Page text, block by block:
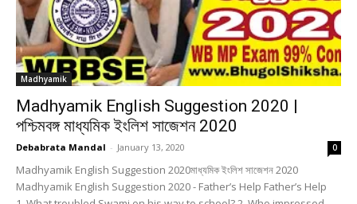
Madhyamik
Madhyamik English Suggestion 2020 |
পশ্চিমবঙ্গ মাধ্যমিক ইংলিশ সাজেশন 2020
Debabrata Mandal - January 13, 2020 0
Madhyamik English Suggestion 2020মাধ্যমিক ইংলিশ সাজেশন 2020
Madhyamik English Suggestion 2020 - Father’s Help Father’s Help